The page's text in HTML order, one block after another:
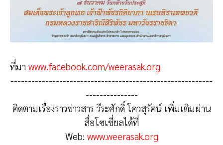
ที่มา www.facebook.com/weerasak.org
----------------------------------------------------------
---------------
ติดตามเรื่องราวข่าวสาร วีระศักดิ์ โควสุรัตน์ เพิ่มเติมผ่าน
สื่อโซเชี่ยลได้ที่
Web: www.weerasak.org